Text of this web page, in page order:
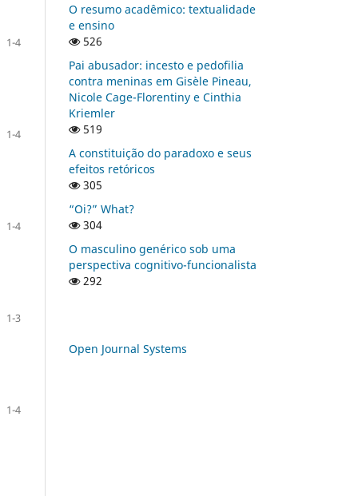
1-4
1-4
1-4
1-3
1-4
O resumo acadêmico: textualidade
e ensino
526
Pai abusador: incesto e pedofilia
contra meninas em Gisèle Pineau,
Nicole Cage-Florentiny e Cinthia
Kriemler
519
A constituição do paradoxo e seus
efeitos retóricos
305
“Oi?” What?
304
O masculino genérico sob uma
perspectiva cognitivo-funcionalista
292
Open Journal Systems